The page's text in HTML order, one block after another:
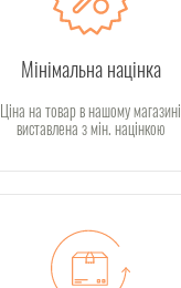
Мінімальна націнка
Ціна на товар в нашому магазині
виставлена з мін. націнкою